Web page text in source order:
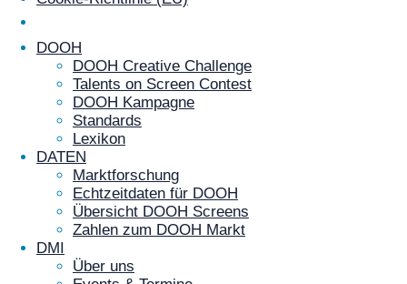
DOOH
DOOH Creative Challenge
Talents on Screen Contest
DOOH Kampagne
Standards
Lexikon
DATEN
Marktforschung
Echtzeitdaten für DOOH
Übersicht DOOH Screens
Zahlen zum DOOH Markt
DMI
Über uns